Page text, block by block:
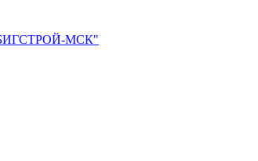
"БИГСТРОЙ-МСК"